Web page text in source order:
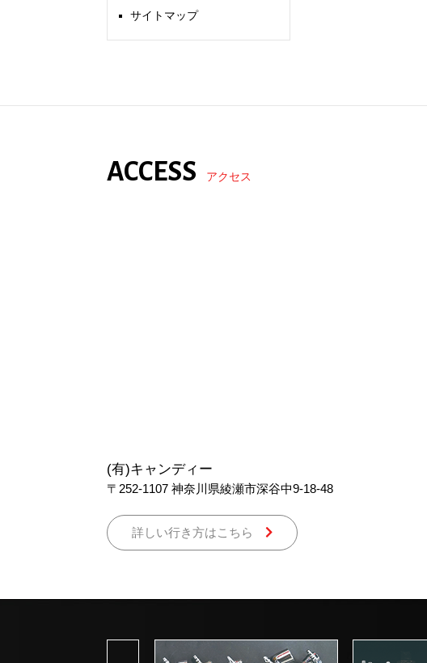
サイトマップ
ACCESS アクセス
(有)キャンディー
〒252-1107 神奈川県綾瀬市深谷中9-18-48
詳しい行き方はこちら